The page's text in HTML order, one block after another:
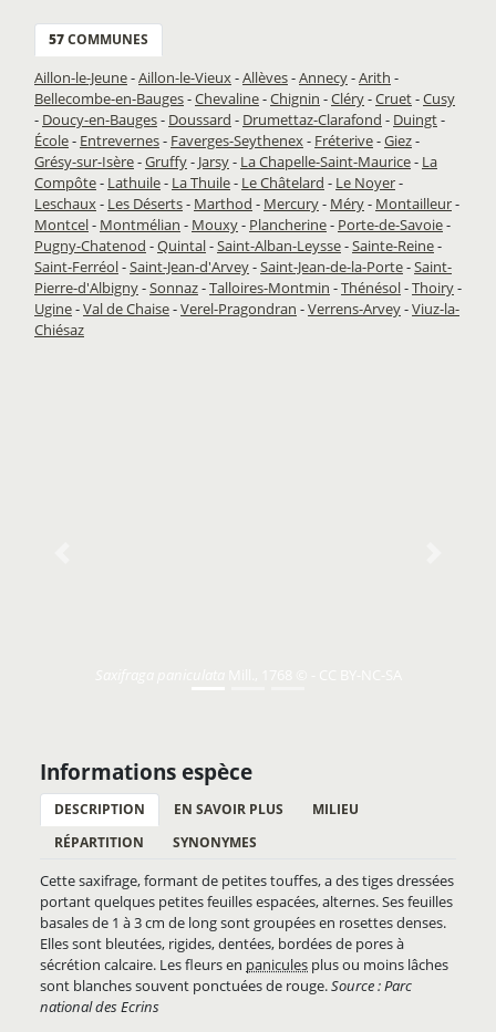
57COMMUNES
Aillon-le-Jeune-Aillon-le-Vieux-Allèves-Annecy-Arith -
Bellecombe-en-Bauges-Chevaline-Chignin -Cléry-Cruet-Cusy
- Doucy-en-Bauges- Doussard - Drumettaz-Clarafond - Duingt-
École- Entrevernes- Faverges-Seythenex- Fréterive-Giez-
Grésy-sur-Isère-Gruffy- Jarsy- La Chapelle-Saint-Maurice- La
Compôte- Lathuile- La Thuile- Le Châtelard - Le Noyer-
Leschaux- Les Déserts- Marthod - Mercury- Méry- Montailleur-
Montcel- Montmélian - Mouxy- Plancherine- Porte-de-Savoie-
Pugny-Chatenod -Quintal-Saint-Alban-Leysse-Sainte-Reine-
Saint-Ferréol-Saint-Jean-d'Arvey-Saint-Jean-de-la-Porte-Saint-
Pierre-d'Albigny-Sonnaz-Talloires-Montmin -Thénésol-Thoiry-
Ugine-Val de Chaise-Verel-Pragondran -Verrens-Arvey-Viuz-la-
Chiésaz
Informations espèce
DESCRIPTION EN SAVOIR PLUS
MILIEU
RÉPARTITION
SYNONYMES
Cette saxifrage, formant de petites touffes, a des tiges dressées
portant quelques petites feuilles espacées, alternes. Ses feuilles
basales de 1 à 3 cm de long sont groupées en rosettes denses.
Elles sont bleutées, rigides, dentées, bordées de pores à
sécrétion calcaire. Les fleurs en panicules plus ou moins lâches
sont blanches souvent ponctuées de rouge.Source : Parc
national des Ecrins